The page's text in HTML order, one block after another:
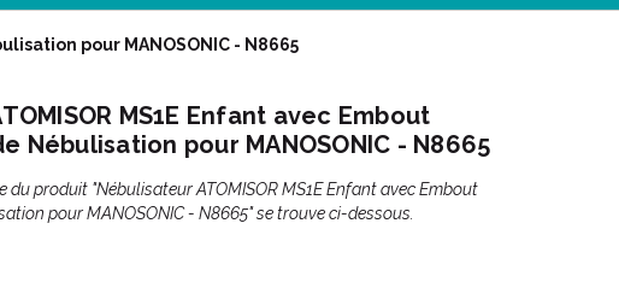
pour MANOSONIC - N8665
MS1E Enfant avec Embout
Nébulisation pour MANOSONIC - N8665
produit "Nébulisateur ATOMISOR MS1E Enfant avec Embout
pour MANOSONIC - N8665" se trouve ci-dessous.